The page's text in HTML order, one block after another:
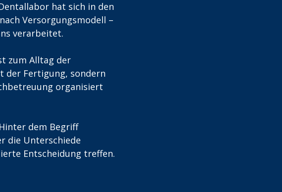
hat sich in den
Versorgungsmodell –
verarbeitet.
zum Alltag der
der Fertigung, sondern
organisiert
dem Begriff
die Unterschiede
Entscheidung treffen.